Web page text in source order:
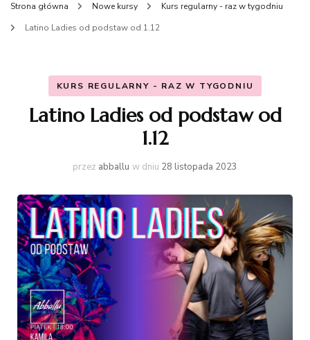
Strona główna Nowe kursy
Kurs regularny - raz w tygodniu
Latino Ladies od podstaw od 1.12
KURS REGULARNY - RAZ W TYGODNIU
Latino Ladies od podstaw od
1.12
przez abballu w dniu 28 listopada 2023